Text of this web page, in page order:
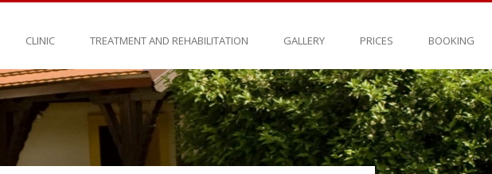
CLINIC TREATMENT AND REHABILITATION GALLERY PRICES BOOKING